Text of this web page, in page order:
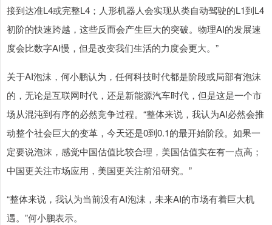
接到达准L4或完整L4；人形机器人会实现从类自动驾驶的L1到L4
初阶的快速跨越，这些反而会产生巨大的突破。物理AI的发展速
度会比数字AI慢，但是改变我们生活的力度会更大。”
关于AI泡沫，何小鹏认为，任何科技时代都是阶段或局部有泡沫
的，无论是互联网时代，还是新能源汽车时代，但是这是一个市
场从混沌到有序的必然竞争过程。“整体来说，我认为AI必然会推
动整个社会巨大的变革，今天还是0到0.1的最开始阶段。如果一
定要说泡沫，感觉中国估值比较合理，美国估值实在有一点高；
中国更关注市场应用，美国更关注前沿研究。”
“整体来说，我认为当前没有AI泡沫，未来AI的市场有着巨大机
遇。”何小鹏表示。